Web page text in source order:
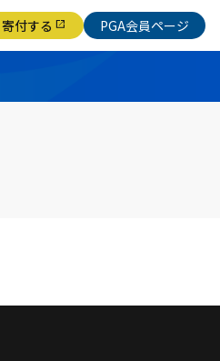
寄付する open_in_new PGA会員ページ